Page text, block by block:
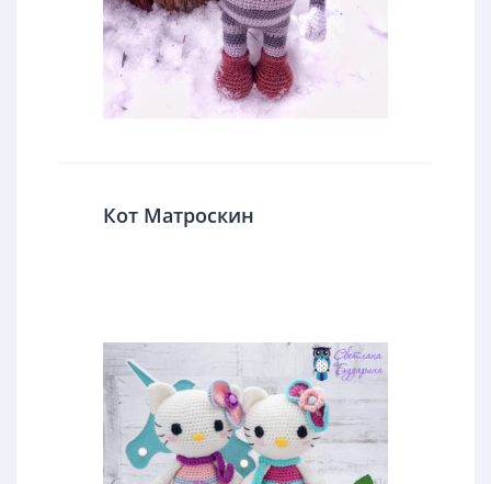
Кот Матроскин